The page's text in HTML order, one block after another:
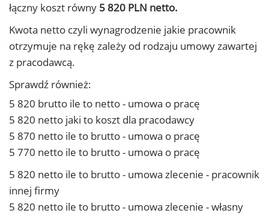
łączny koszt równy 5 820 PLN netto.
Kwota netto czyli wynagrodzenie jakie pracownik
otrzymuje na rękę zależy od rodzaju umowy zawartej
z pracodawcą.
Sprawdź również:
5 820 brutto ile to netto - umowa o pracę
5 820 netto jaki to koszt dla pracodawcy
5 870 netto ile to brutto - umowa o pracę
5 770 netto ile to brutto - umowa o pracę
5 820 netto ile to brutto - umowa zlecenie - pracownik
innej firmy
5 820 netto ile to brutto - umowa zlecenie - własny